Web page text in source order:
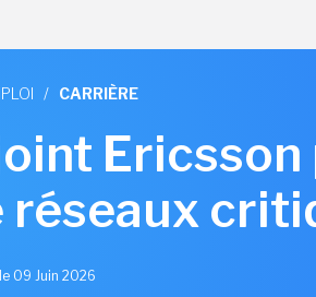
/ CARRIÈRE
Ericsson
09 Juin 2026